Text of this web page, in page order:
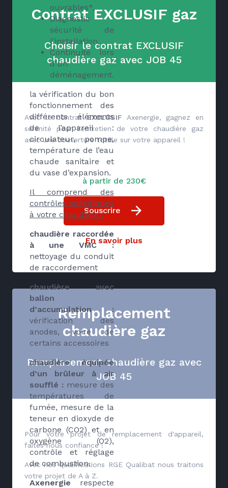
ouvrables*,
Diagnostic
sécurité de
l'installation,
Continuité lors
d'un
déménagement.
la vérification du bon
fonctionnement des
différents éléments
de l’appareil :
circulateur, pompe,
température de l’eau
chaude sanitaire et
du vase d’expansion.
Il comprend des
contrôles spécifiques
à votre chaudière :
chaudière raccordée
à une VMC :
nettoyage du conduit
de raccordement
chaudière avec
ballon
d’accumulation :
vérification des
anodes, voire de
certains accessoires
chaudière équipée
d’un brûleur à air
soufflé : mesure des
températures de
fumée, mesure de la
teneur en dioxyde de
carbone (CO2) et en
oxygène (O2),
contrôle et réglage
de combustion.
Axenergie respecte
Contrat EXCLUSIF gaz
Choisir le contrat EXCLUSIF
chaudière gaz avec JOB 45
Avec le contratEXCLUSIF Axenergie, gagnez en
sérénité pour l'entretien de votre chaudière gaz
avec une couverture totale sur votre appareil !
à partir de 230€
Souscrire
En savoir plus
Remplacement
chaudière gaz
Remplacement chaudière gaz avec
JOB 45
Pour votre projet de remplacement d'appareil,
faites nous confiance !
Avec nos qualifications RGE Qualibat nous traitons
votre projet de A à Z.